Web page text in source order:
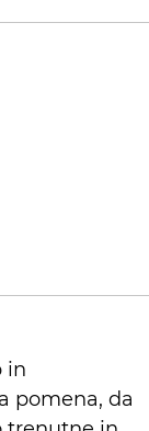
in
pomena, da